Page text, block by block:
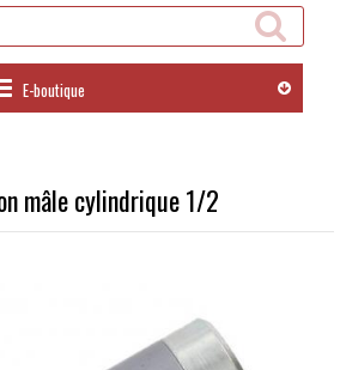
Rechercher
un
produit
E-boutique
mâle cylindrique 1/2